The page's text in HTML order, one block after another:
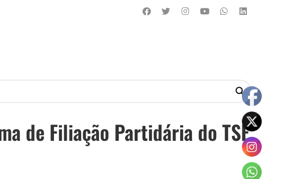
de Filiação Partidária do TSE